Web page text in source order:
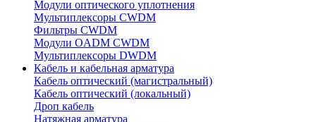
Модули оптического уплотнения
Мультиплексоры CWDM
Фильтры CWDM
Модули OADM CWDM
Мультиплексоры DWDM
Кабель и кабельная арматура
Кабель оптический (магистральный)
Кабель оптический (локальный)
Дроп кабель
Натяжная арматура